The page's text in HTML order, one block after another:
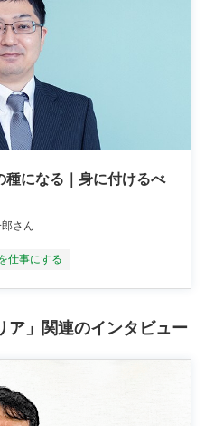
種になる｜身に付けるべ
さん
仕事にする
ア」関連のインタビュー